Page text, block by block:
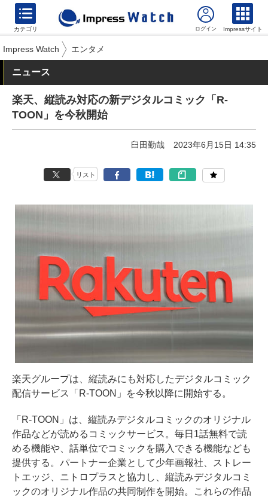
カテゴリ Impressサイト
Impress Watch エンタメ
ニュース
楽天、縦読み対応の新デジタルコミック「R-
TOON」を今秋開始
臼田勤哉 2023年6月15日 14:35
リスト
楽天グループは、縦読みにも対応したデジタルコミック
配信サービス「R-TOON」を今秋以降に開始する。
「R-TOON」は、縦読みデジタルコミックのオリジナル
作品などが読めるコミックサービス。毎日1話無料で読
める機能や、話単位でコミックを購入できる機能なども
提供する。パートナー企業として少年画報社、ストレー
トエッジ、ニトロプラスと協力し、縦読みデジタルコミ
ックのオリジナル作品の共同制作を開始。これらの作品